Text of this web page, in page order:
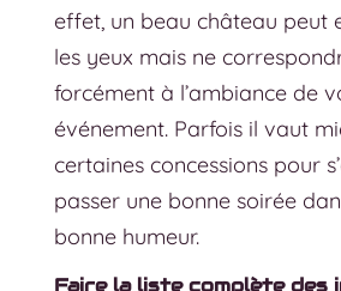
effet, un beau château peut
les yeux mais ne
forcément à l’ambiance de
événement. Parfois il vaut
certaines concessions pour
passer une bonne soirée
bonne humeur.
Faire la liste complète des